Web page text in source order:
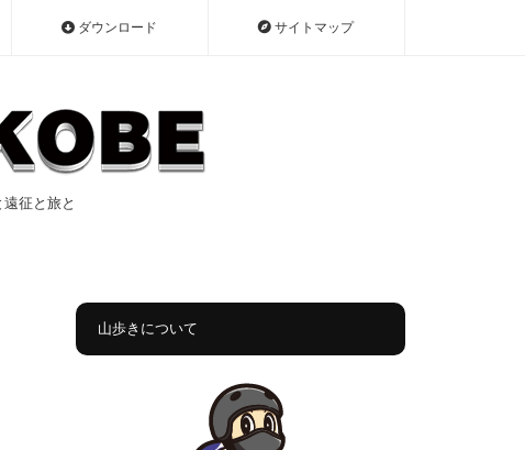
ダウンロード サイトマップ
征と旅と
山歩きについて